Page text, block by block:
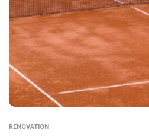
RENOVATION